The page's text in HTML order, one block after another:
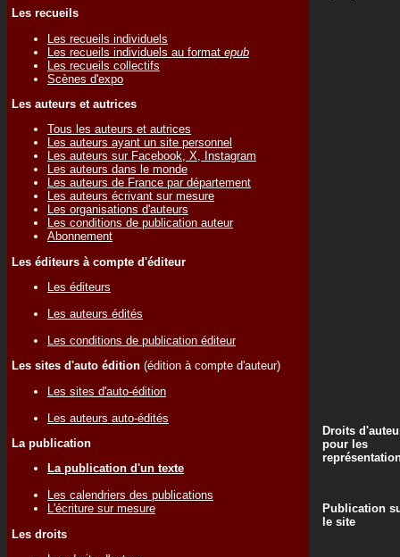
Les recueils
Les recueils individuels
Les recueils individuels au format epub
Les recueils collectifs
Scènes d'expo
Les auteurs et autrices
Tous les auteurs et autrices
Les auteurs ayant un site personnel
Les auteurs sur Facebook, X, Instagram
Les auteurs dans le monde
Les auteurs de France par département
Les auteurs écrivant sur mesure
Les organisations d'auteurs
Les conditions de publication auteur
Abonnement
Les éditeurs à compte d'éditeur
Les éditeurs
Les auteurs édités
Les conditions de publication éditeur
Les sites d'auto édition (édition à compte d'auteur)
Les sites d'auto-édition
Les auteurs auto-édités
La publication
La publication d'un texte
Les calendriers des publications
L'écriture sur mesure
Les droits
Droits
pour les
Publication
le site